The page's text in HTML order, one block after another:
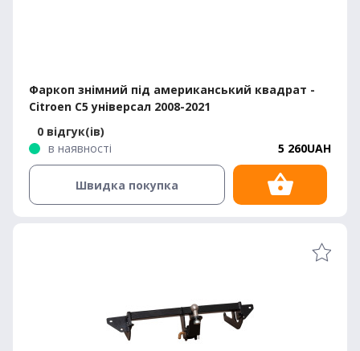
Фаркоп знімний під американський квадрат -
Citroen С5 універсал 2008-2021
0 відгук(ів)
в наявності
5 260UAH
Швидка покупка